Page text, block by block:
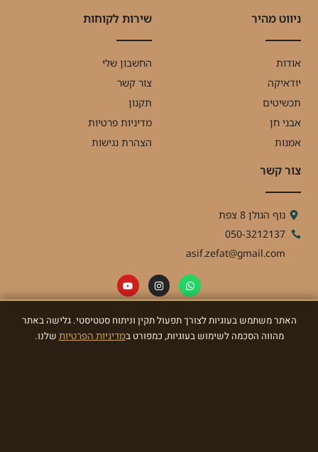
האתר משתמש בעוגיות לצורך תפעול תקין וניתוח סטטיסטי. גלישה באתר
מהווה הסכמה לשימוש בעוגיות, כמפורט במדיניות הפרטיותשלנו.
ניווט מהיר
אודות
יודאיקה
תכשיטים
אבני חן
אמנות
שירות לקוחות
החשבון שלי
צור קשר
תקנון
מדיניות פרטיות
הצהרת נגישות
צור קשר
נוף הגולן 8 צפת
050-3212137
asif.zefat@gmail.com
ניוזלטר